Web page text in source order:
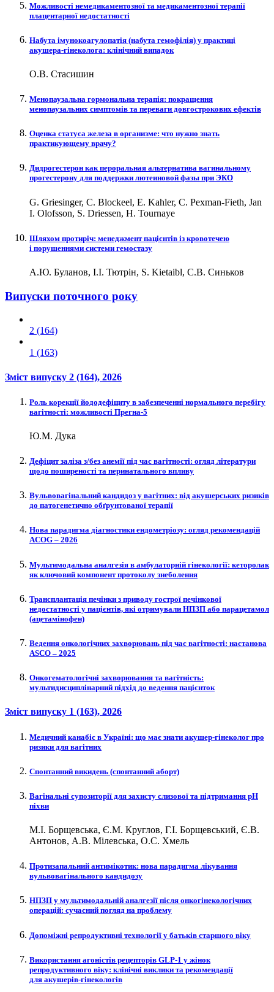
Можливості немедикаментозної та медикаментозної терапії
плацентарної недостатності
Набута імунокоагулопатія (набута гемофілія) у практиці
акушера-гінеколога: клінічний випадок
О.В. Стасишин
Менопаузальна гормональна терапія: покращення
менопаузальних симптомів та переваги довгострокових ефектів
Оценка статуса железа в организме: что нужно знать
практикующему врачу?
Дидрогестерон как пероральная альтернатива вагинальному
прогестерону для поддержки лютеиновой фазы при ЭКО
G. Griesinger, C. Blockeel, E. Kahler, C. Pexman-Fieth, Jan
I. Olofsson, S. Driessen, H. Tournaye
Шляхом протиріч: менеджмент пацієнтів із кровотечею
і порушеннями системи гемостазу
А.Ю. Буланов, І.І. Тютрін, S. Kietaibl, С.В. Синьков
Випуски поточного року
2 (164)
1 (163)
Зміст випуску 2 (164), 2026
Роль корекції йододефіциту в забезпеченні нормального перебігу
вагітності: можливості Прегна-5
Ю.М. Дука
Дефіцит заліза з/без анемії під час вагітності: огляд літератури
щодо поширеності та перинатального впливу
Вульвовагінальний кандидоз у вагітних: від акушерських ризиків
до патогенетично обґрунтованої терапії
Нова парадигма діагностики ендометріозу: огляд рекомендацій
ACOG – 2026
Мультимодальна аналгезія в амбулаторній гінекології: кеторолак
як ключовий компонент протоколу знеболення
Трансплантація печінки з приводу гострої печінкової
недостатності у пацієнтів, які отримували НПЗП або парацетамол
(ацетамінофен)
Ведення онкологічних захворювань під час вагітності: настанова
ASCO – 2025
Онкогематологічні захворювання та вагітність:
мультидисциплінарний підхід до ведення пацієнток
Зміст випуску 1 (163), 2026
Медичний канабіс в Україні: що має знати акушер-гінеколог про
ризики для вагітних
Спонтанний викидень (спонтанний аборт)
Вагінальні супозиторії для захисту слизової та підтримання рН
піхви
М.І. Борщевська, Є.М. Круглов, Г.І. Борщевський, Є.В.
Антонов, А.В. Мілевська, О.С. Хмель
Протизапальний антимікотик: нова парадигма лікування
вульвовагінального кандидозу
НПЗП у мультимодальній аналгезії після онкогінекологічних
операцій: сучасний погляд на проблему
Допоміжні репродуктивні технології у батьків старшого віку
Використання агоністів рецепторів GLP‑1 у жінок
репродуктивного віку: клінічні виклики та рекомендації
для акушерів-гінекологів